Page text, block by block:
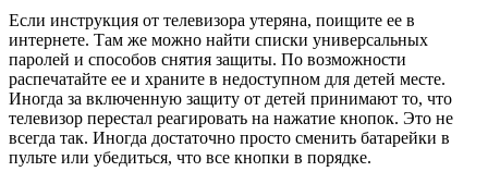
Если инструкция от телевизора утеряна, поищите ее в
интернете. Там же можно найти списки универсальных
паролей и способов снятия защиты. По возможности
распечатайте ее и храните в недоступном для детей месте.
Иногда за включенную защиту от детей принимают то, что
телевизор перестал реагировать на нажатие кнопок. Это не
всегда так. Иногда достаточно просто сменить батарейки в
пульте или убедиться, что все кнопки в порядке.